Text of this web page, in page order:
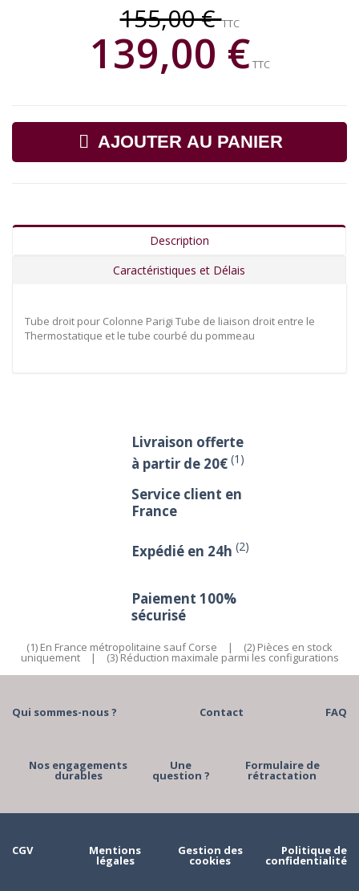
155,00 €TTC
139,00 €TTC
AJOUTER AU PANIER
Description
Caractéristiques et Délais
Tube droit pour Colonne Parigi Tube de liaison droit entre le
Thermostatique et le tube courbé du pommeau
Livraison offerte
à partir de 20€ (1)
Service client en
France
Expédié en 24h (2)
Paiement 100%
sécurisé
(1) En France métropolitaine sauf Corse | (2) Pièces en stock
uniquement | (3) Réduction maximale parmi les configurations
Qui sommes-nous ? Contact FAQ
Nos engagements
durables
Une
question ?
Formulaire de
rétractation
CGV Mentions
légales
Gestion des
cookies
Politique de
confidentialité